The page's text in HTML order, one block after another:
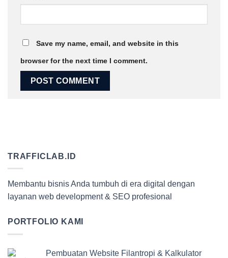
Save my name, email, and website in this
browser for the next time I comment.
TRAFFICLAB.ID
Membantu bisnis Anda tumbuh di era digital dengan
layanan web development & SEO profesional
PORTFOLIO KAMI
Pembuatan Website Filantropi & Kalkulator